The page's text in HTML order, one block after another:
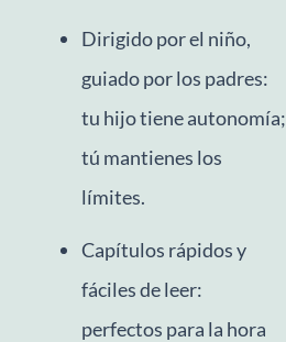
Dirigido por el niño,
guiado por los padres:
tu hijo tiene autonomía;
tú mantienes los
límites.
Capítulos rápidos y
fáciles de leer:
perfectos para la hora